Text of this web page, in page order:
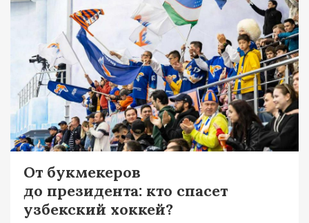
От букмекеров
до президента: кто спасет
узбекский хоккей?